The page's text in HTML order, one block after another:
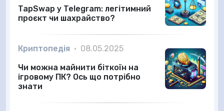
TapSwap у Telegram: легітимний
проєкт чи шахрайство?
Криптопедія • 08.05.2025
Чи можна майнити біткоїн на
ігровому ПК? Ось що потрібно
знати